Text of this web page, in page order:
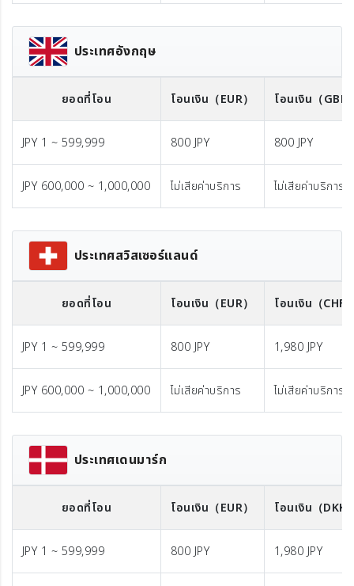
ประเทศอังกฤษ
ยอดที่โอน โอนเงิน （EUR） โอนเงิน （GBP
JPY 1 ~ 599,999 800 JPY 800 JPY
JPY 600,000 ~ 1,000,000 ไม่เสียค่าบริการ ไม่เสียค่าบริการ
ประเทศสวิสเซอร์แลนด์
ยอดที่โอน โอนเงิน （EUR） โอนเงิน （
JPY 1 ~ 599,999 800 JPY 1,980 JPY
JPY 600,000 ~ 1,000,000 ไม่เสียค่าบริการ ไม่เสียค่าบริการ
ประเทศเดนมาร์ก
ยอดที่โอน โอนเงิน （EUR） โอนเงิน （
JPY 1 ~ 599,999 800 JPY 1,980 JPY